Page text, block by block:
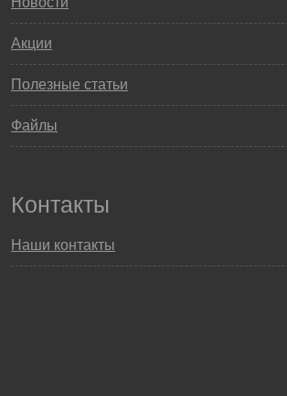
Акции
Полезные статьи
Файлы
Контакты
Наши контакты